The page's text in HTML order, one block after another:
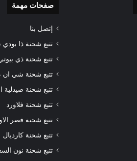
صفحات مهمة
إتصل بنا
تتبع شحنة ذا
تتبع شحنة ذي
تتبع شحنة شي
تتبع شحنة صيدلية
تتبع شحنة فلاورد
تتبع شحنة قصر
تتبع شحنة كارديال
تتبع شحنة نون